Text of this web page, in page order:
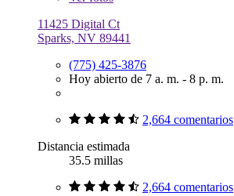
11425 Digital Ct
Sparks, NV 89441
(775) 425-3876
Hoy abierto de 7 a. m. - 8 p. m.
2,664 comentarios
Distancia estimada
35.5 millas
2,664 comentarios